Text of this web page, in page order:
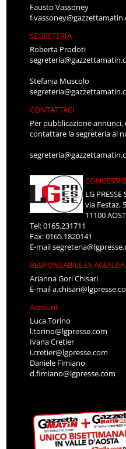
Fausto Vassoney
SEGRETERIA
Roberta Prodoti
Stefania Muscolo
CONTATTACI
Per pubblicazione
contattare la segreteria al
LG PRESSE
via Festaz,
11100
Tel: 0165.231711
Fax: 0165.1820141
E-mail
RESPONSABILE DI AGENZIA
Arianna Gori Chisari
E-mail
Account
Luca Torino
l.torino@lgpresse.com
Ivana Cretier
i.cretier@lgpresse.com
Daniele Fimiano
d.fimiano@lgpresse.com